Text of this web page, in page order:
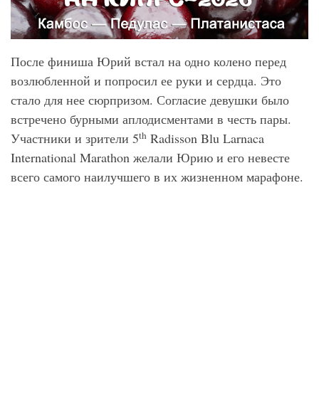
После финиша Юрий встал на одно колено перед
возлюбленной и попросил ее руки и сердца. Это
стало для нее сюрпризом. Согласие девушки было
встречено бурными аплодисментами в честь пары.
Участники и зрители 5th Radisson Blu Larnaca
International Marathon желали Юрию и его невесте
всего самого наилучшего в их жизненном марафоне.